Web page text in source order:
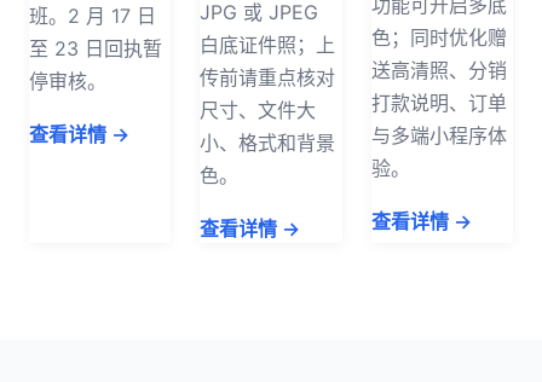
班。2 月 17 日
至 23 日回执暂
停审核。
查看详情 →
JPG 或 JPEG
白底证件照；上
传前请重点核对
尺寸、文件大
小、格式和背景
色。
查看详情 →
功能可开启多底
色；同时优化赠
送高清照、分销
打款说明、订单
与多端小程序体
验。
查看详情 →